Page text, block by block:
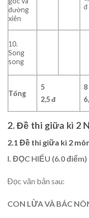
đường
xiên
đ
10.
Song
song
Tổng
5
2,5 đ
8
2. Đề thi giữa kì 2
2.1 Đề thi giữa kì 2
I. ĐỌC HIỂU (6.0 điểm)
Đọc văn bản sau:
CON LỪA VÀ BÁC